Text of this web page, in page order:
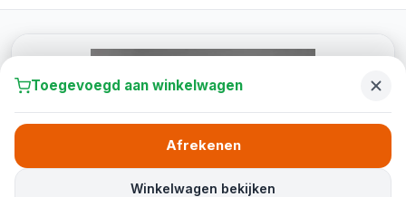
Toegevoegd aan winkelwagen
Winkelwagen bekijken
Afrekenen